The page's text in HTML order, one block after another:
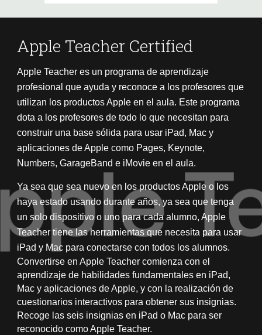
Apple Teacher Certified
Apple Teacher es un programa de aprendizaje
profesional que ayuda y reconoce a los profesores que
utilizan los productos Apple en el aula. Este programa
dota a los profesores de todo lo que necesitan para
construir una base sólida para usar iPad, Mac y
aplicaciones de Apple como Pages, Keynote,
Numbers, GarageBand e iMovie en el aula.
Ya sea que sea nuevo en los productos Apple o los
haya estado usando durante años, ya sea que tenga
un solo dispositivo o uno para cada alumno, Apple
Teacher tiene las herramientas que necesita para usar
iPad y Mac para conectarse con todos los alumnos.
Convertirse en Apple Teacher comienza con el
aprendizaje de habilidades fundamentales en iPad,
Mac y aplicaciones de Apple, y con la realización de
cuestionarios interactivos para obtener sus insignias.
Recoge las seis insignias en iPad o Mac para ser
reconocido como Apple Teacher.